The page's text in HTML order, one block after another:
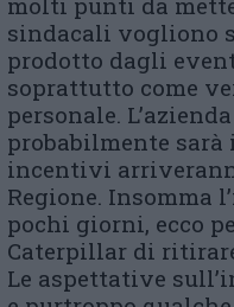
sindacali vogliono
prodotto dagli
soprattutto come
personale.
probabilmente
incentivi
Regione. Insomma
pochi giorni, ecco
Caterpillar di
Le aspettative